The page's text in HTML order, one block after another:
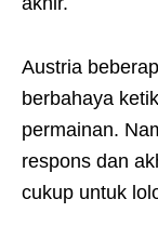
Austria
berbahaya
permainan.
respons dan
cukup untuk